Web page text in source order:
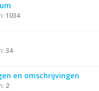
1034
34
en omschrijvingen
2